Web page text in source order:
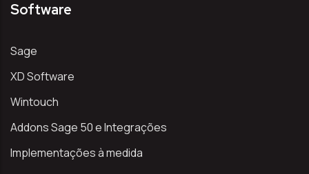
Software
Sage
XD Software
Wintouch
Addons Sage 50 e Integrações
Implementações à medida